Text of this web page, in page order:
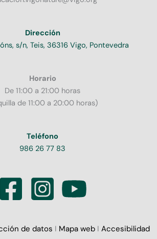
Dirección
s/n, Teis, 36316 Vigo, Pontevedra
Horario
De 11:00 a 21:00 horas
de 11:00 a 20:00 horas)
Teléfono
986 26 77 83
de datos I Mapa web I Accesibilidad